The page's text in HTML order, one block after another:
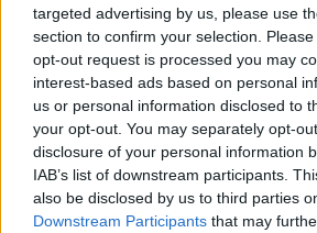
targeted advertising by us, please use
section to confirm your selection.
opt-out request is processed you may
interest-based ads based on personal
us or personal information disclosed to
your opt-out. You may separately opt-
disclosure of your personal information
IAB’s list of downstream participants.
also be disclosed by us to third parties
Downstream Participants that may
Givairo Read spreekt zich uit
toekomst: 'Het kan nog alle
Feyenoord zoekt nieuwe
dreigend vertrek Wellenreuther
Feyenoord doet voorstel aan
eerste keeper